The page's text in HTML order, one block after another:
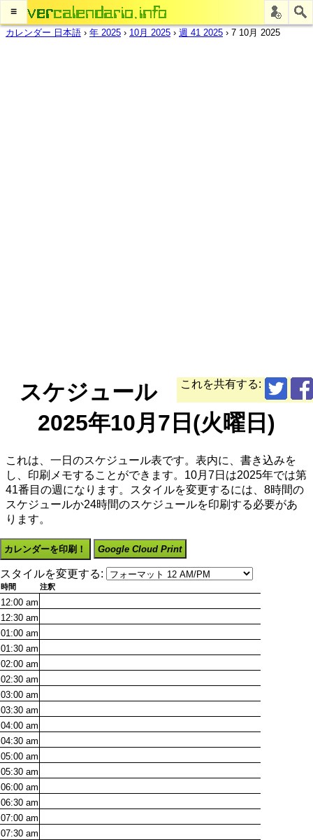
≡
カレンダー 日本語 › 年 2025 › 10月 2025 › 週 41 2025 › 7 10月 2025
これを共有する:
スケジュール
2025年10月7日(火曜日)
これは、一日のスケジュール表です。表内に、書き込みを
し、印刷メモすることができます。10月7日は2025年では第
41番目の週になります。スタイルを変更するには、8時間の
スケジュールか24時間のスケジュールを印刷する必要があ
ります。
カレンダーを印刷！ Google Cloud Print
スタイルを変更する:
時間 注釈
12:00 am
12:30 am
01:00 am
01:30 am
02:00 am
02:30 am
03:00 am
03:30 am
04:00 am
04:30 am
05:00 am
05:30 am
06:00 am
06:30 am
07:00 am
07:30 am